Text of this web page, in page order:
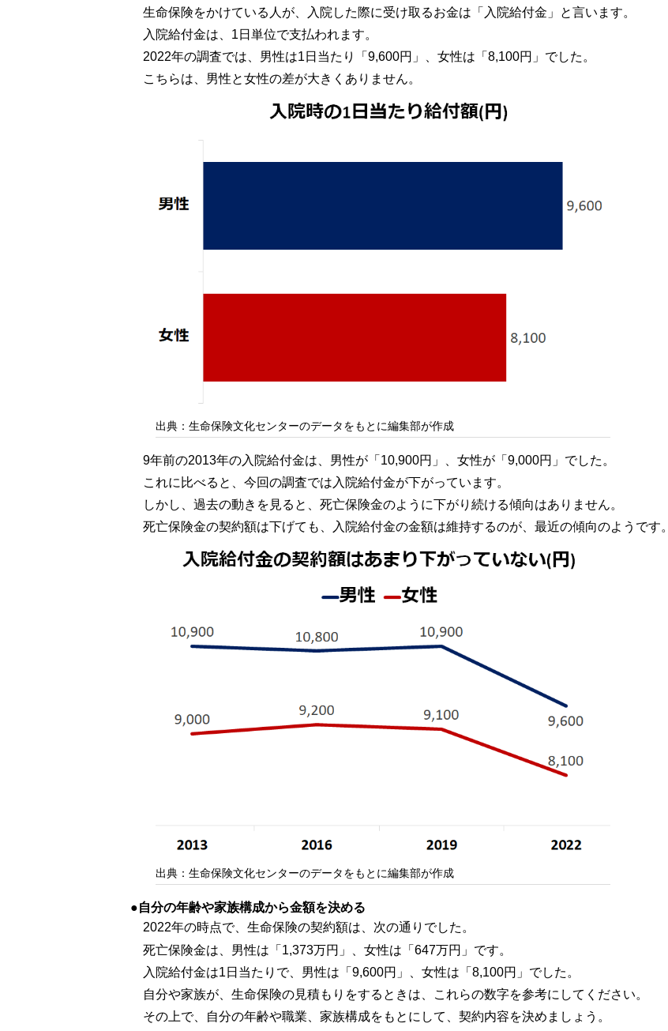
生命保険をかけている人が、入院した際に受け取るお金は「入院給付金」と言います。
入院給付金は、1日単位で支払われます。
2022年の調査では、男性は1日当たり「9,600円」、女性は「8,100円」でした。
こちらは、男性と女性の差が大きくありません。
出典：生命保険文化センターのデータをもとに編集部が作成
9年前の2013年の入院給付金は、男性が「10,900円」、女性が「9,000円」でした。
これに比べると、今回の調査では入院給付金が下がっています。
しかし、過去の動きを見ると、死亡保険金のように下がり続ける傾向はありません。
死亡保険金の契約額は下げても、入院給付金の金額は維持するのが、最近の傾向のようです。
出典：生命保険文化センターのデータをもとに編集部が作成
自分の年齢や家族構成から金額を決める
2022年の時点で、生命保険の契約額は、次の通りでした。
死亡保険金は、男性は「1,373万円」、女性は「647万円」です。
入院給付金は1日当たりで、男性は「9,600円」、女性は「8,100円」でした。
自分や家族が、生命保険の見積もりをするときは、これらの数字を参考にしてください。
その上で、自分の年齢や職業、家族構成をもとにして、契約内容を決めましょう。